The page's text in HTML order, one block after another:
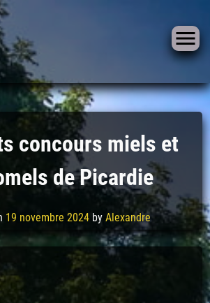
concours miels et
de Picardie
19 novembre 2024by Alexandre